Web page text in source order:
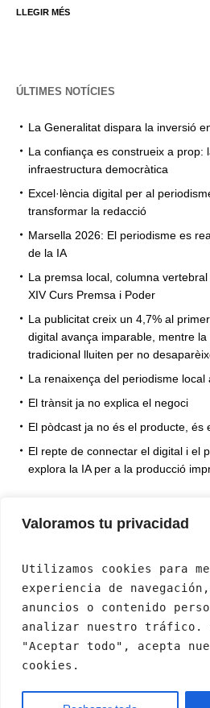
Valoramos tu privacidad
Utilizamos cookies para
experiencia de
anuncios o contenido
analizar nuestro tráfico.
"Aceptar todo", acepta
cookies.
LLEGIR MÉS
ÚLTIMES NOTÍCIES
La Generalitat dispara la inversió
La confiança es construeix a prop:
infraestructura democràtica
Excel·lència digital per al
transformar la redacció
Marsella 2026: El periodisme es
de la IA
La premsa local, columna
XIV Curs Premsa i Poder
La publicitat creix un 4,7% al
digital avança imparable, mentre
tradicional lluiten per no
La renaixença del periodisme local
El trànsit ja no explica el negoci
El pòdcast ja no és el producte, és
El repte de connectar el digital i el
explora la IA per a la producció